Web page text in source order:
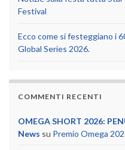
Festival
Ecco come si festeggiano i
Global Series 2026.
COMMENTI RECENTI
OMEGA SHORT 2026:
News su Premio Omega